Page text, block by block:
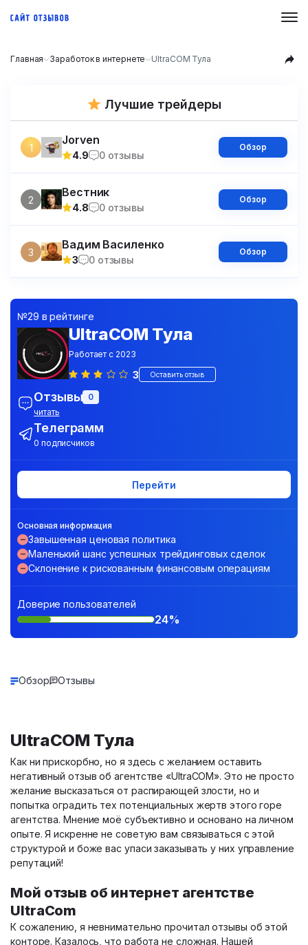
Главная Заработок в интернете UltraCOM Тула
Лучшие трейдеры
1
Jorven
4.9 0 отзывы
Обзор
2
Вестник
4.8 0 отзывы
Обзор
3
Вадим Василенко
3 0 отзывы
Обзор
№29 в рейтинге
UltraCOM Тула
Работает с 2023
3 Оставить отзыв
Отзывы 0
читать
Телеграмм
0 подписчиков
Основная информация
Завышенная ценовая политика
Маленький шанс успешных трейдинговых сделок
Склонение к рискованным финансовым операциям
Перейти
Доверие пользователей
24%
Обзор Отзывы
UltraCOM Тула
Как ни прискорбно, но я здесь с желанием оставить
негативный отзыв об агентстве «UltraCOM». Это не просто
желание высказаться от распирающей злости, но и
попытка оградить тех потенциальных жертв этого горе
агентства. Мнение моё субъективно и основано на личном
опыте. Я искренне не советую вам связываться с этой
структурой и боже вас упаси заказывать у них управление
репутаций!
Мой отзыв об интернет агентстве
UltraCom
К сожалению, я невнимательно прочитал отзывы об этой
конторе. Казалось, что работа не сложная. Нашей